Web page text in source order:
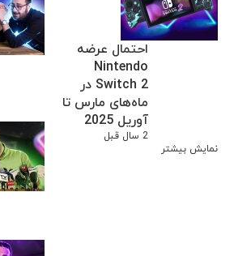
احتمال عرضه
Nintendo
Switch 2 در
ماه‌های مارس تا
آوریل 2025
2 سال قبل
نمایش بیشتر